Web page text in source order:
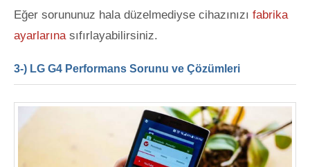
Eğer sorununuz hala düzelmediyse cihazınızı fabrika
ayarlarına sıfırlayabilirsiniz.
3-) LG G4 Performans Sorunu ve Çözümleri